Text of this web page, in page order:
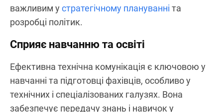
важливим устратегічному плануванні та
розробці політик.
Сприяє навчанню та освіті
Ефективна технічна комунікація є ключовою у
навчанні та підготовці фахівців, особливо у
технічних і спеціалізованих галузях. Вона
забезпечує передачу знань і навичок у